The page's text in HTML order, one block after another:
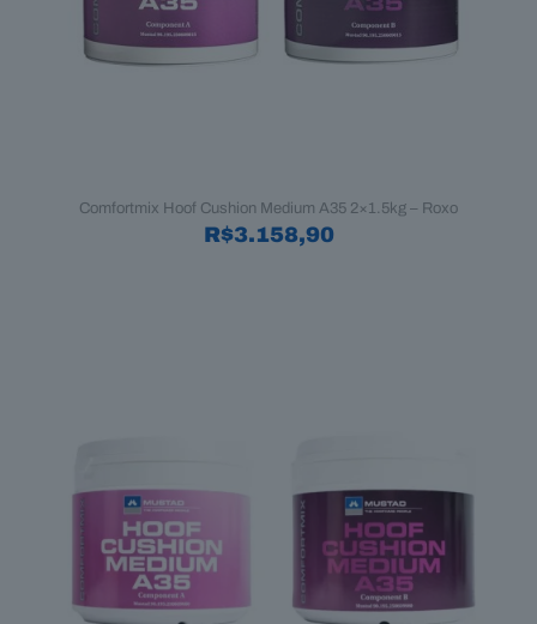
Comfortmix Hoof Cushion Medium A35 2×1.5kg – Roxo
R$3.158,90